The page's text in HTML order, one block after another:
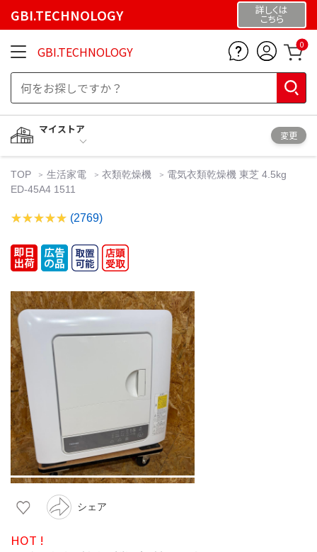
GBI.TECHNOLOGY 詳しくは
こちら
GBI.TECHNOLOGY 0
マイストア
変更
TOP 生活家電 衣類乾燥機
電気衣類乾燥機 東芝 4.5kg
ED-45A4 1511
(2769)
シェア
HOT !